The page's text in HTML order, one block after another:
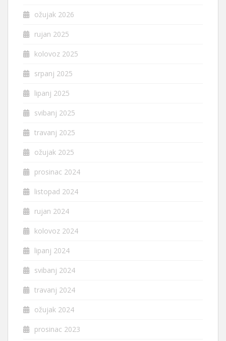
ožujak 2026
rujan 2025
kolovoz 2025
srpanj 2025
lipanj 2025
svibanj 2025
travanj 2025
ožujak 2025
prosinac 2024
listopad 2024
rujan 2024
kolovoz 2024
lipanj 2024
svibanj 2024
travanj 2024
ožujak 2024
prosinac 2023